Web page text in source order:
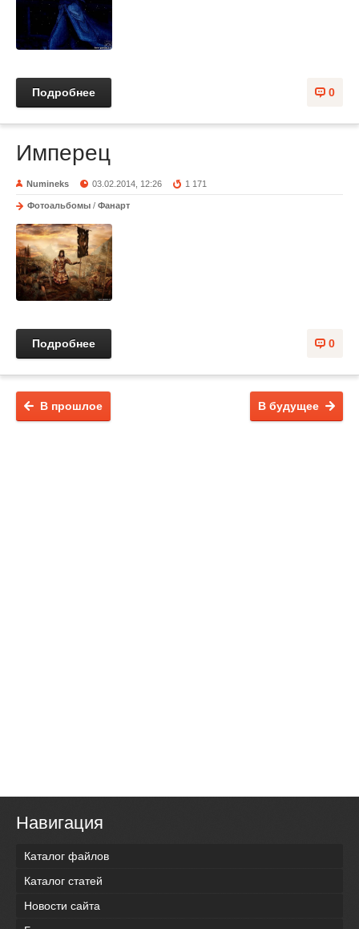
0
Подробнее
Имперец
Numineks 03.02.2014, 12:26 1 171
Фотоальбомы / Фанарт
0
Подробнее
В будущее
В прошлое
Навигация
Каталог файлов
Каталог статей
Новости сайта